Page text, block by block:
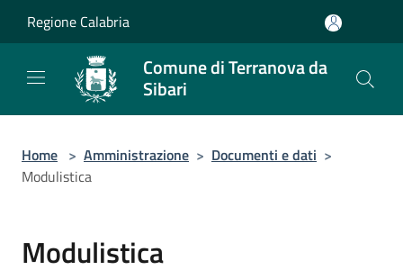
Regione Calabria
Comune di Terranova da
Sibari
Home > Amministrazione > Documenti e dati >
Modulistica
Modulistica